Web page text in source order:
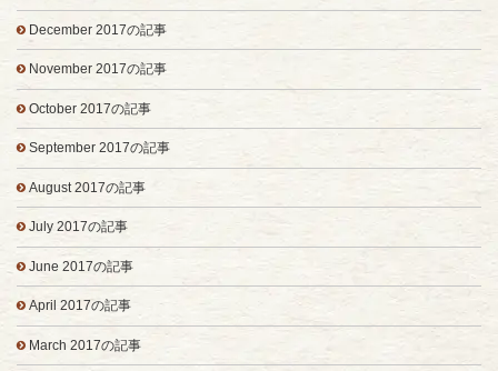
December 2017の記事
November 2017の記事
October 2017の記事
September 2017の記事
August 2017の記事
July 2017の記事
June 2017の記事
April 2017の記事
March 2017の記事